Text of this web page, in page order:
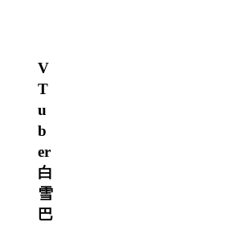
V
T
u
b
er
白
雪
巴